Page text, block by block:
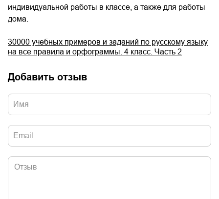
индивидуальной работы в классе, а также для работы
дома.
30000 учебных примеров и заданий по русскому языку
на все правила и орфограммы. 4 класс. Часть 2
Добавить отзыв